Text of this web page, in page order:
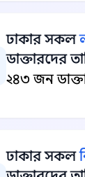
ঢাকার সকল
ডাক্তারদের
২৪৩ জন
ঢাকার সকল